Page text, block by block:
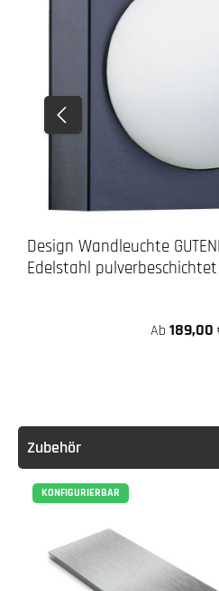
Design Wandleuchte
Edelstahl
Ab 189,00
Zubehör
KONFIGURIERBAR